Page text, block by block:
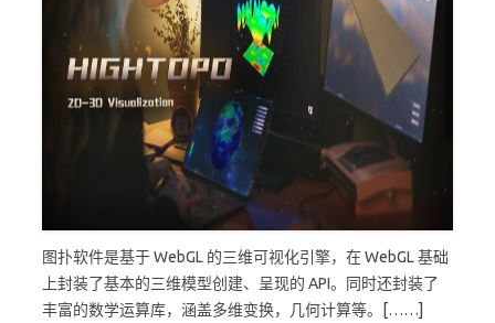
图扑软件是基于 WebGL 的三维可视化引擎，在 WebGL 基础
上封装了基本的三维模型创建、呈现的 API。同时还封装了
丰富的数学运算库，涵盖多维变换，几何计算等。[……]